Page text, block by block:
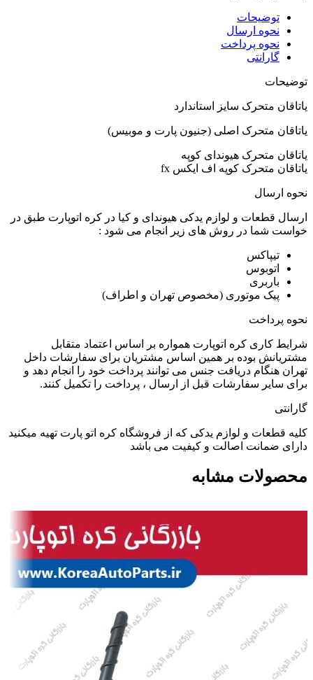
توضیحات
نحوه ارسال
نحوه پرداخت
گارانتی
توضیحات
یاتاقان متحرک سایز استاندارد
یاتاقان متحرک اصلی (جنیون پارت و موبیس)
یاتاقان متحرک هیوندای کوپه
یاتاقان متحرک کوپه اف ایکس fx
نحوه ارسال
ارسال قطعات و لوازم یدکی هیوندای و کیا در کره اتوپارت طبق در
خواست شما در روش های زیر انجام می شود :
تیپاکس
اتوبوس
باربری
پیک موتوری (مخصوص تهران و اطراف)
نحوه پرداخت
شرایط کاری کره اتوپارت همواره بر اساس اعتماد متقابل
مشتریانش بوده بر همین اساس مشتریان برای سفارشات داخل
تهران هنگام دریافت جنس می توانند پرداخت خود را انجام دهد و
برای سایر سفارشات قبل از ارسال ، پرداخت را تکمیل کنند.
گارانتی
کلیه قطعات و لوازم یدکی که از فروشگاه کره اتو پارت تهیه میکنید
دارای ضمانت اصالت و کیفیت می باشد
محصولات مشابه